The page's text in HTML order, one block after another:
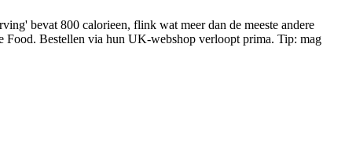
bevat 800 calorieen, flink wat meer dan de meeste andere
Food. Bestellen via hun UK-webshop verloopt prima. Tip: mag